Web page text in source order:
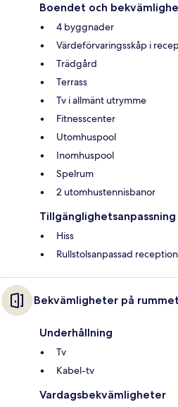
Boendet och
4 byggnader
Värdeförvaringsskåp i
Trädgård
Terrass
Tv i allmänt utrymme
Fitnesscenter
Utomhuspool
Inomhuspool
Spelrum
2 utomhustennisbanor
Tillgänglighetsanpassning
Hiss
Rullstolsanpassad
Bekvämligheter på rummet
Underhållning
Tv
Kabel-tv
Vardagsbekvämligheter